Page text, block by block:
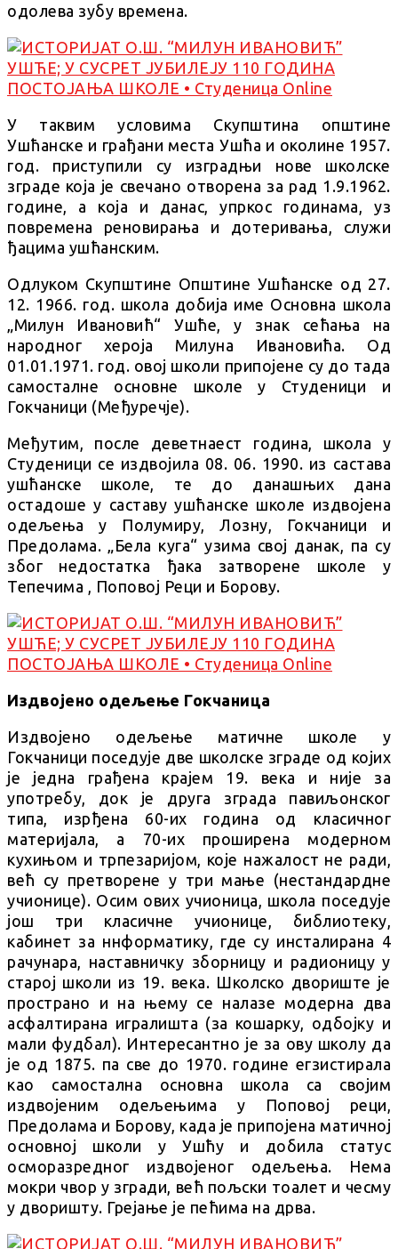
одолева зубу времена.
У таквим условима Скупштина општине
Ушћанске и грађани места Ушћа и околине 1957.
год. приступили су изградњи нове школске
зграде која је свечано отворена за рад 1.9.1962.
године, а која и данас, упркос годинама, уз
повремена реновирања и дотеривања, служи
ђацима ушћанским.
Одлуком Скупштине Општине Ушћанске од 27.
12. 1966. год. школа добија име Основна школа
„Милун Ивановић“ Ушће, у знак сећања на
народног хероја Милуна Ивановића. Од
01.01.1971. год. овој школи припојене су до тада
самосталне основне школе у Студеници и
Гокчаници (Међуречје).
Међутим, после деветнаест година, школа у
Студеници се издвојила 08. 06. 1990. из састава
ушћанске школе, те до данашњих дана
остадоше у саставу ушћанске школе издвојена
одељења у Полумиру, Лозну, Гокчаници и
Предолама. „Бела куга“ узима свој данак, па су
због недостатка ђака затворене школе у
Тепечима , Поповој Реци и Борову.
Издвојено одељење Гокчаница
Издвојено одељење матичне школе у
Гокчаници поседује две школске зграде од којих
је једна грађена крајем 19. века и није за
употребу, док је друга зграда павиљонског
типа, изрђена 60-их година од класичног
материјала, а 70-их проширена модерном
кухињом и трпезаријом, које нажалост не ради,
већ су претворене у три мање (нестандардне
учионице). Осим ових учионица, школа поседује
још три класичне учионице, библиотеку,
кабинет за ннформатику, где су инсталирана 4
рачунара, наставничку зборницу и радионицу у
старој школи из 19. века. Школско двориште је
пространо и на њему се налазе модерна два
асфалтирана игралишта (за кошарку, одбојку и
мали фудбал). Интересантно је за ову школу да
је од 1875. па све до 1970. године егзистирала
као самостална основна школа са својим
издвојеним одељењима у Поповој реци,
Предолама и Борову, када је припојена матичној
основној школи у Ушћу и добила статус
осморазредног издвојеног одељења. Нема
мокри чвор у згради, већ пољски тоалет и чесму
у дворишту. Грејање је пећима на дрва.